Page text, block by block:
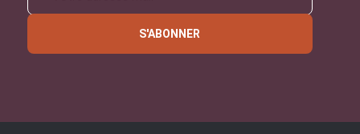
S'ABONNER